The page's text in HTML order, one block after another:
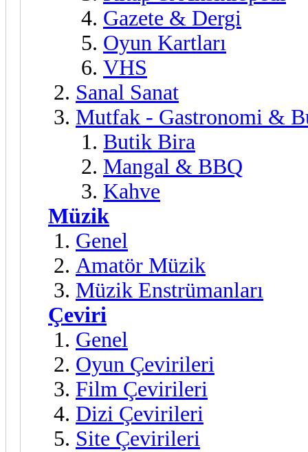
Gazete & Dergi
Oyun Kartları
VHS
Sanal Sanat
Mutfak - Gastronomi &
Butik Bira
Mangal & BBQ
Kahve
Müzik
Genel
Amatör Müzik
Müzik Enstrümanları
Çeviri
Genel
Oyun Çevirileri
Film Çevirileri
Dizi Çevirileri
Site Çevirileri